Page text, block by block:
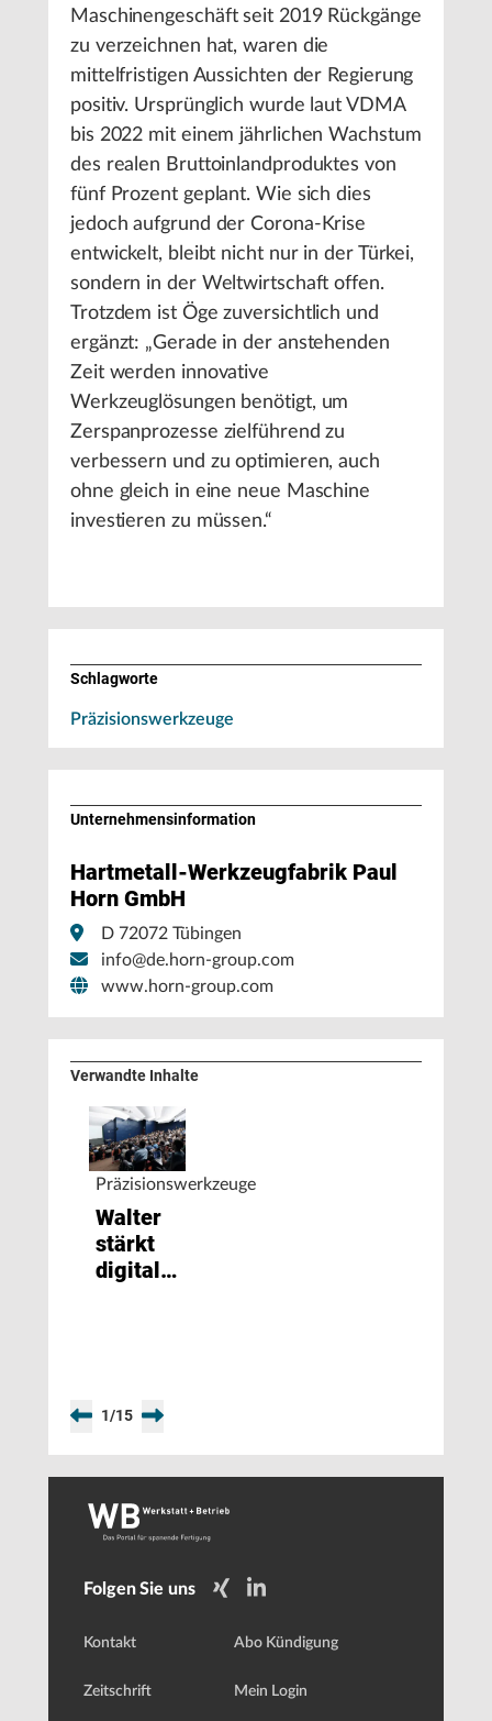
Maschinengeschäft seit 2019 Rückgänge
zu verzeichnen hat, waren die
mittelfristigen Aussichten der Regierung
positiv. Ursprünglich wurde laut VDMA
bis 2022 mit einem jährlichen Wachstum
des realen Bruttoinlandproduktes von
fünf Prozent geplant. Wie sich dies
jedoch aufgrund der Corona-Krise
entwickelt, bleibt nicht nur in der Türkei,
sondern in der Weltwirtschaft offen.
Trotzdem ist Öge zuversichtlich und
ergänzt: „Gerade in der anstehenden
Zeit werden innovative
Werkzeuglösungen benötigt, um
Zerspanprozesse zielführend zu
verbessern und zu optimieren, auch
ohne gleich in eine neue Maschine
investieren zu müssen.“
Schlagworte
Präzisionswerkzeuge
Unternehmens­information
Hartmetall-Werkzeugfabrik Paul
Horn GmbH
D 72072 Tübingen
info@de.horn-group.com
www.horn-group.com
Verwandte Inhalte
Präzisionswerkzeuge
Walter
stärkt
digitales
1/15
Folgen Sie uns
Kontakt
Zeitschrift
Abo Kündigung
Mein Login